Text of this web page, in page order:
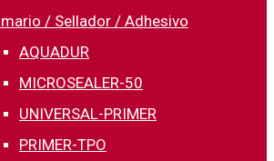
/ Sellador / Adhesivo
AQUADUR
MICROSEALER-50
UNIVERSAL-PRIMER
PRIMER-TPO